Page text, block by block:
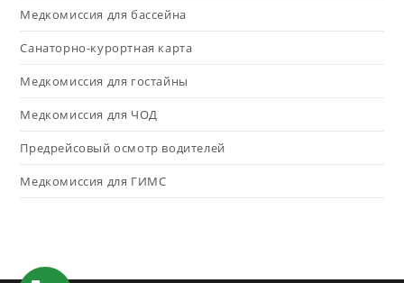
Медкомиссия для бассейна
Санаторно-курортная карта
Медкомиссия для гостайны
Медкомиссия для ЧОД
Предрейсовый осмотр водителей
Медкомиссия для ГИМС